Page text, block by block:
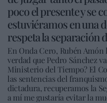
poco el presente y se
estuviéramos en una
respeta la separación
En Onda Cero, Rubén Amón
verdad que Pedro Sánchez
Ministerio del Tiempo? El
las sentencias del
dictadura, recuperamos la
a mí me gustaría evitar la